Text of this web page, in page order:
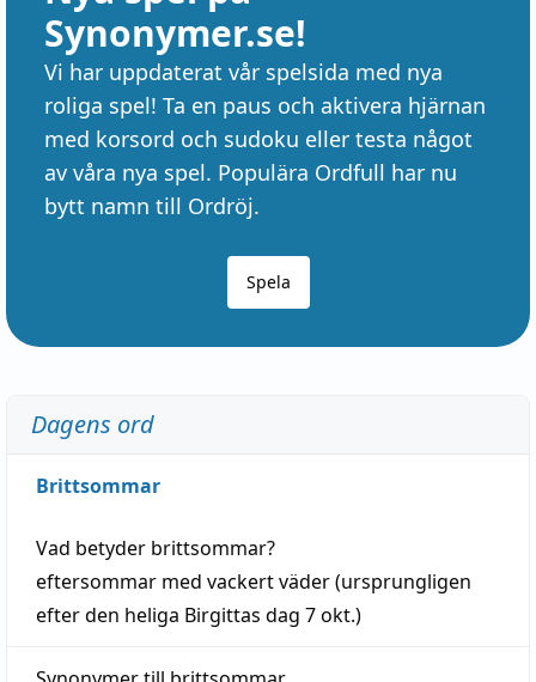
Synonymer.se!
Vi har uppdaterat vår spelsida med nya
roliga spel! Ta en paus och aktivera hjärnan
med korsord och sudoku eller testa något
av våra nya spel. Populära Ordfull har nu
bytt namn till Ordröj.
Spela
Dagens ord
Brittsommar
Vad betyder brittsommar?
eftersommar med vackertväder(ursprungligen
efter den heliga Birgittas dag 7 okt.)